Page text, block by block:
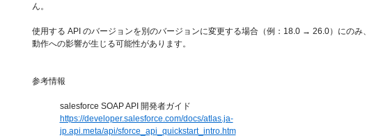
ん。
使用する API のバージョンを別のバージョンに変更する場合（例：18.0 → 26.0）にのみ、
動作への影響が生じる可能性があります。
参考情報
salesforce SOAP API 開発者ガイド
https://developer.salesforce.com/docs/atlas.ja-
jp.api.meta/api/sforce_api_quickstart_intro.htm